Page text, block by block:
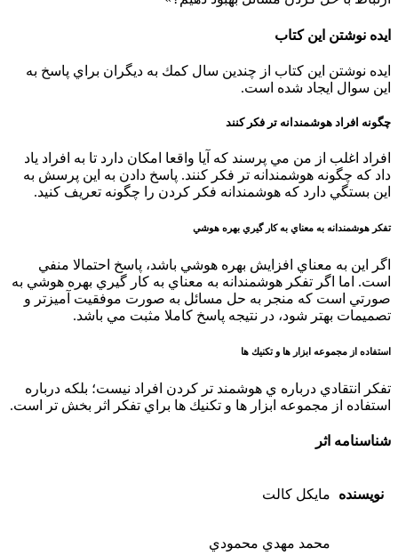
ايده نوشتن اين كتاب
ايده نوشتن اين كتاب از چندين سال كمك به ديگران براي پاسخ به
اين سوال ايجاد شده است.
چگونه افراد هوشمندانه تر فكر كنند
افراد اغلب از من مي پرسند كه آيا واقعا امكان دارد تا به افراد ياد
داد كه چگونه هوشمندانه تر فكر كنند. پاسخ دادن به اين پرسش به
اين بستگي دارد كه هوشمندانه فكر كردن را چگونه تعريف كنيد.
تفكر هوشمندانه به معناي به كار گيري بهره هوشي
اگر اين به معناي افزايش بهره هوشي باشد، پاسخ احتمالا منفي
است. اما اگر تفكر هوشمندانه به معناي به كار گيري بهره هوشي به
صورتي است كه منجر به حل مسائل به صورت موفقيت آميزتر و
تصميمات بهتر شود، در نتيجه پاسخ كاملا مثبت مي باشد.
استفاده از مجموعه ابزار ها و تكنيك ها
تفكر انتقادي درباره ي هوشمند تر كردن افراد نيست؛ بلكه درباره
استفاده از مجموعه ابزار ها و تكنيك ها براي تفكر اثر بخش تر است.
شناسنامه اثر
نویسنده مايكل كالت
محمد مهدي محمودي